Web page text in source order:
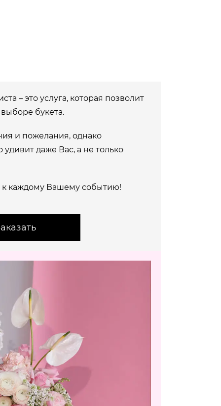
– это услуга, которая позволит
букета.
и пожелания, однако
даже Вас, а не только
каждому Вашему событию!